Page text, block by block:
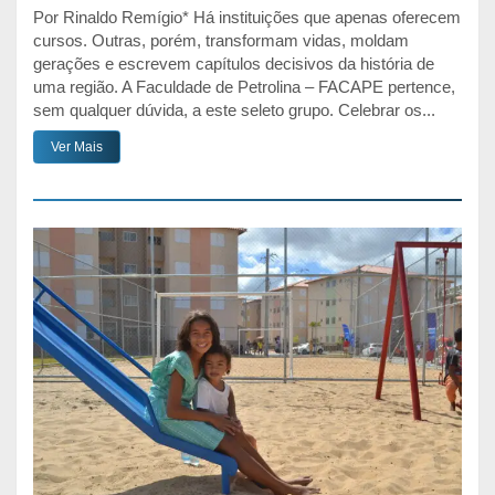
Por Rinaldo Remígio* Há instituições que apenas oferecem
cursos. Outras, porém, transformam vidas, moldam
gerações e escrevem capítulos decisivos da história de
uma região. A Faculdade de Petrolina – FACAPE pertence,
sem qualquer dúvida, a este seleto grupo. Celebrar os...
Ver Mais